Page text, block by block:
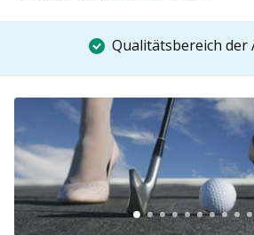
Qualitätsbereich der